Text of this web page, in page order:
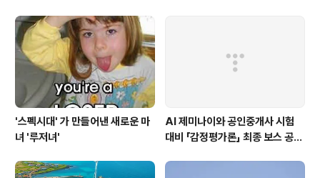
'스펙시대' 가 만들어낸 새로운 마
녀 '루저녀'
AI 제미나이와 공인중개사 시험
대비 「감정평가론」 최종 보스 공략